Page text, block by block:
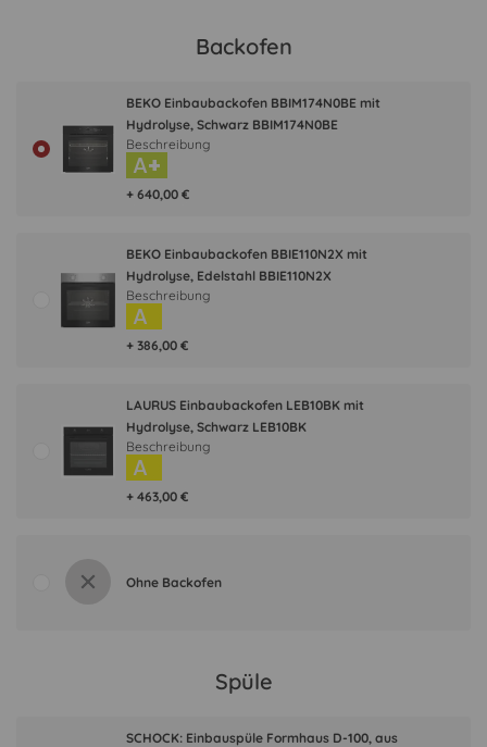
Backofen
BEKO Einbaubackofen BBIM174N0BE mit
Hydrolyse, Schwarz BBIM174N0BE
+ 640,00 €
A+
Beschreibung
BEKO Einbaubackofen BBIE110N2X mit
Hydrolyse, Edelstahl BBIE110N2X
+ 386,00 €
A
Beschreibung
LAURUS Einbaubackofen LEB10BK mit
Hydrolyse, Schwarz LEB10BK
+ 463,00 €
A
Beschreibung
Ohne Backofen
Spüle
SCHOCK: Einbauspüle Formhaus D-100, aus